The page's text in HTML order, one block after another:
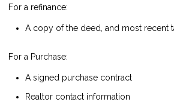
For a refinance:
A copy of the deed, and most recent
For a Purchase:
A signed purchase contract
Realtor contact information